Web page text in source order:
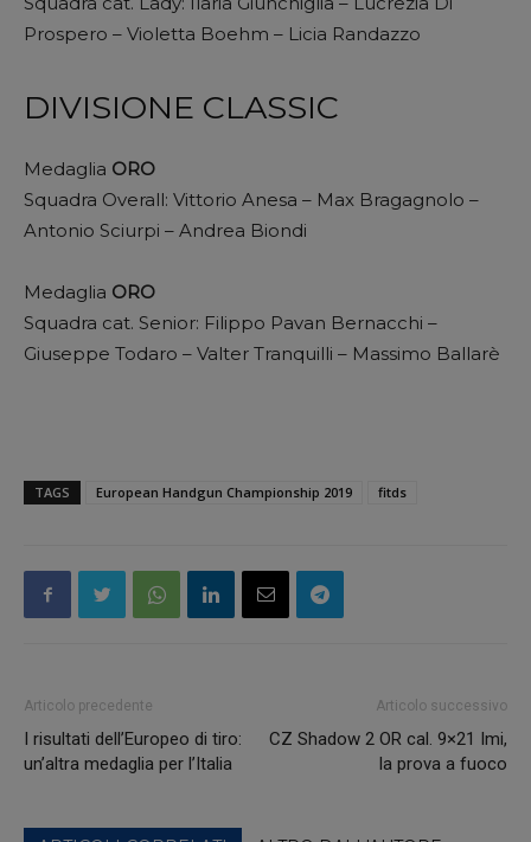
Prospero – Violetta Boehm – Licia Randazzo
DIVISIONE CLASSIC
Medaglia ORO
Squadra Overall: Vittorio Anesa – Max Bragagnolo –
Antonio Sciurpi – Andrea Biondi
Medaglia ORO
Squadra cat. Senior: Filippo Pavan Bernacchi –
Giuseppe Todaro – Valter Tranquilli – Massimo Ballarè
TAGS European Handgun Championship 2019 fitds
Articolo precedente
I risultati dell’Europeo di tiro:
un’altra medaglia per l’Italia
Articolo successivo
CZ Shadow 2 OR cal. 9×21 Imi,
la prova a fuoco